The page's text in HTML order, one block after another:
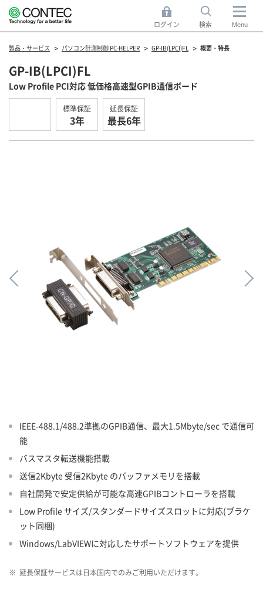
ログイン 検索 Menu
製品・サービス パソコン計測制御 PC-HELPER GP-IB(LPCI)FL 概要・特長
GP-IB(LPCI)FL
Low Profile PCI対応 低価格高速型GPIB通信ボード
標準保証
3年
延長保証
最長6年
IEEE-488.1/488.2準拠のGPIB通信、最大1.5Mbyte/sec で通信可
能
バスマスタ転送機能搭載
送信2Kbyte 受信2Kbyte のバッファメモリを搭載
自社開発で安定供給が可能な高速GPIBコントローラを搭載
Low Profile サイズ/スタンダードサイズスロットに対応(ブラケ
ット同梱)
Windows/LabVIEWに対応したサポートソフトウェアを提供
※ 延長保証サービスは日本国内でのみご利用いただけます。